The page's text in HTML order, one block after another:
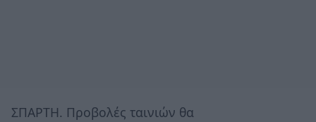
ΣΠΑΡΤΗ. Προβολές ταινιών θα